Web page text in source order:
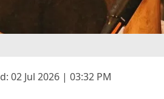
02 Jul 2026 | 03:32 PM